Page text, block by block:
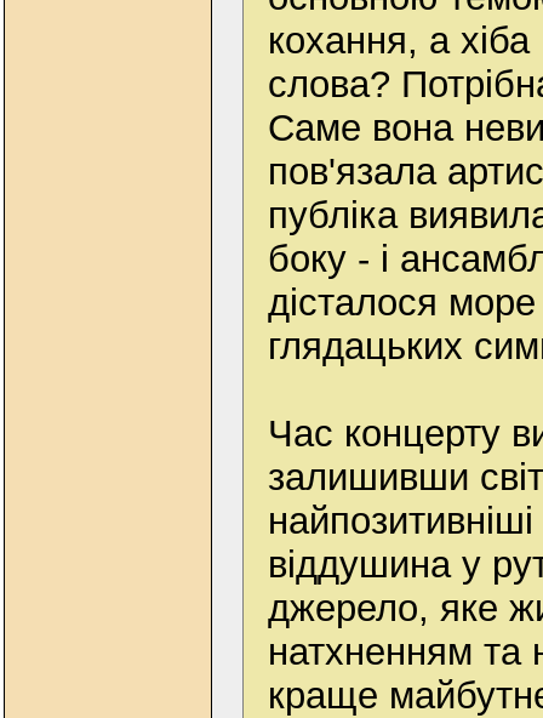
кохання, а хіба
слова?
Саме вона
пов'язала
публіка
боку - і
дісталося море
глядацьких
Час концерту
залишивши
віддушина у
джерело, яке
натхненням та
краще